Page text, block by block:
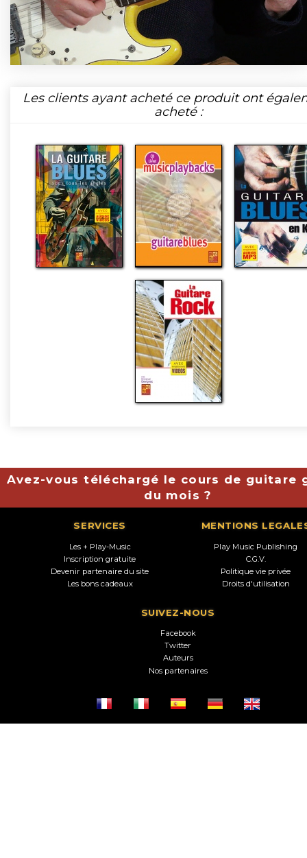
Les clients ayant acheté ce produit ont
acheté :
Avez-vous téléchargé le cours de guitare
du mois ?
SERVICES
Les + Play-Music
Inscription gratuite
Devenir partenaire du site
Les bons cadeaux
MENTIONS
Play Music Publishing
C.G.V.
Politique vie privée
Droits d'utilisation
SUIVEZ-NOUS
Facebook
Twitter
Auteurs
Nos partenaires